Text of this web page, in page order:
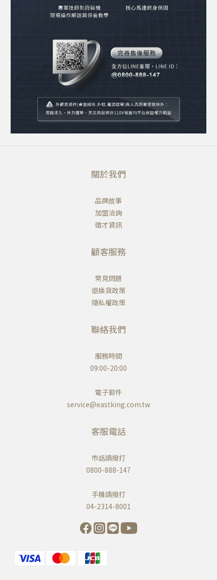
關於我們
品牌故事
加盟洽詢
徵才資訊
顧客服務
常見問題
退換貨政策
隱私權政策
聯絡我們
服務時間
09:00-20:00
電子郵件
service@eastking.com.tw
客服電話
市話請撥打
0800-888-147
手機請撥打
04-2314-8001